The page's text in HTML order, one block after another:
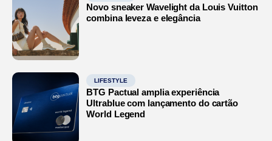
Novo sneaker Wavelight da Louis Vuitton
combina leveza e elegância
LIFESTYLE
BTG Pactual amplia experiência
Ultrablue com lançamento do cartão
World Legend